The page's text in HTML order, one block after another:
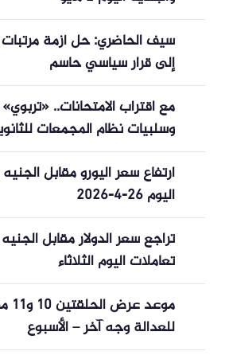
سيف الحاضري: حل أزمة
إلى قرار سياسي حاسم
مع اقتراب الامتحانات..
وسلبيات نظام المجمعات للثانوية
ارتفاع سعر اليورو مقابل
اليوم 26-4-2026
تراجع سعر الدولار مقابل
تعاملات اليوم الثلاثاء
للعدالة وجه آخر – الأسبوع